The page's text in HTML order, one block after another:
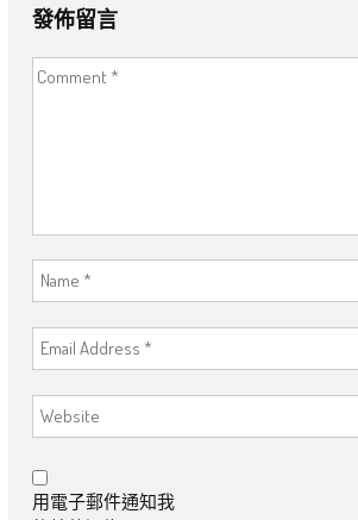
發佈留言
用電子郵件通知我